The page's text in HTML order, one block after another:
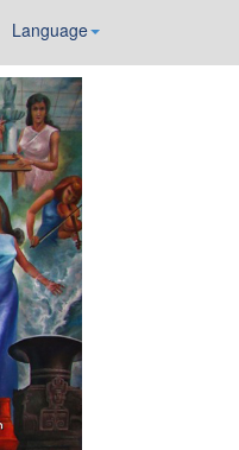
Language